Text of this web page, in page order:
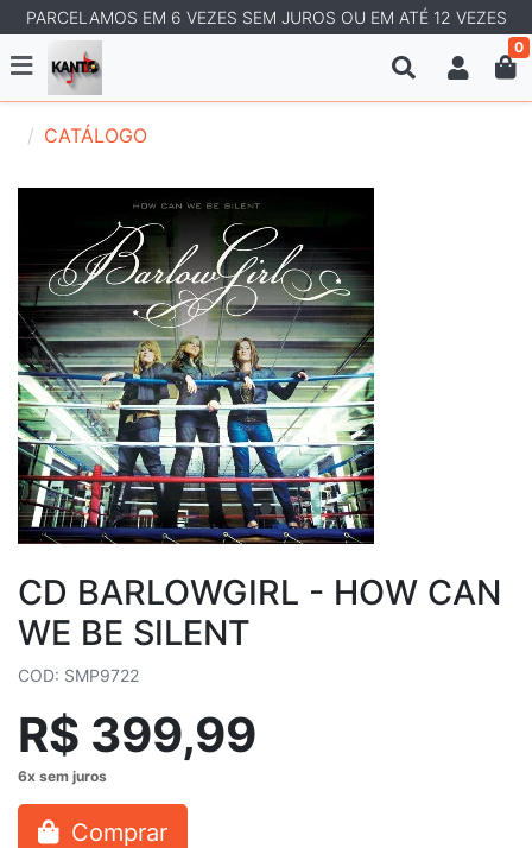
PARCELAMOS EM 6 VEZES SEM JUROS OU EM ATÉ 12 VEZES
0
CATÁLOGO
CD BARLOWGIRL - HOW CAN
WE BE SILENT
COD: SMP9722
R$ 399,99
Comprar